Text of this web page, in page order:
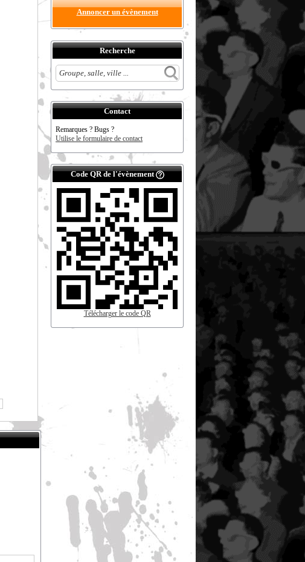
Annoncer un évènement
Recherche
Contact
Remarques ? Bugs ?
Utilise le formulaire de contact
Code QR de l'évènement
Télécharger le code QR